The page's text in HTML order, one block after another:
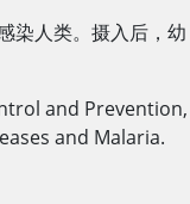
染人类。摄入后，幼
and Prevention,
and Malaria.